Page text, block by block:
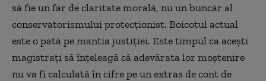
să fie un far de claritate morală, nu un buncăr al
conservatorismului protecționist. Boicotul actual
este o pată pe mantia justiției. Este timpul ca acești
magistrați să înțeleagă că adevărata lor moștenire
nu va fi calculată în cifre pe un extras de cont de